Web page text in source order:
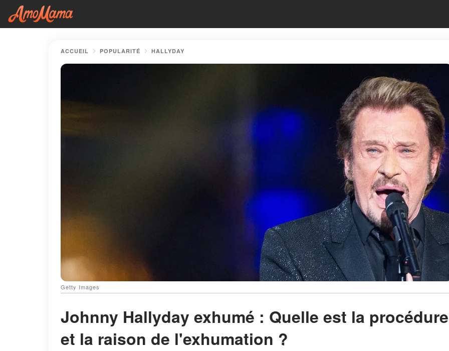
ACCUEIL POPULARITÉ HALLYDAY
Getty Images
Johnny Hallyday exhumé : Quelle est la procédure
et la raison de l'exhumation ?